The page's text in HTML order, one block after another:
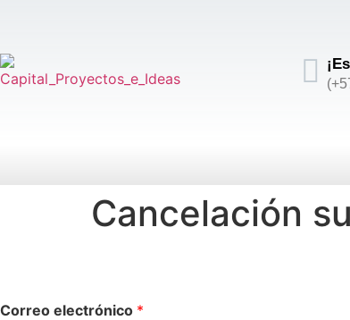
Cancelación
Correo electrónico *